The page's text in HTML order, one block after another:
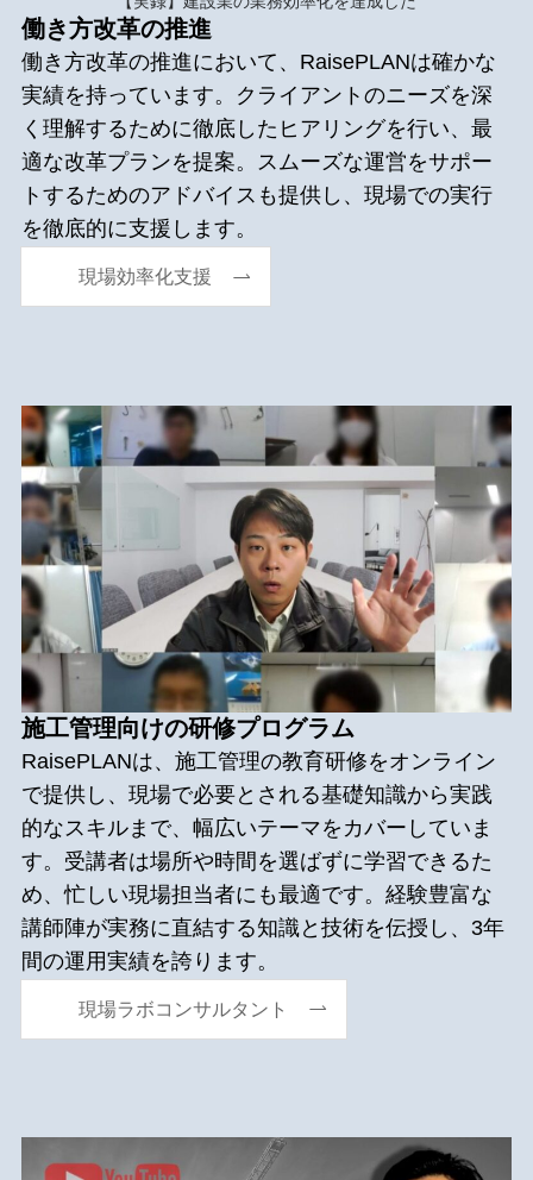
働き方改革の推進
働き方改革の推進において、RaisePLANは確かな
実績を持っています。クライアントのニーズを深
く理解するために徹底したヒアリングを行い、最
適な改革プランを提案。スムーズな運営をサポー
トするためのアドバイスも提供し、現場での実行
を徹底的に支援します。
現場効率化支援
施工管理向けの研修プログラム
RaisePLANは、施工管理の教育研修をオンライン
で提供し、現場で必要とされる基礎知識から実践
的なスキルまで、幅広いテーマをカバーしていま
す。受講者は場所や時間を選ばずに学習できるた
め、忙しい現場担当者にも最適です。経験豊富な
講師陣が実務に直結する知識と技術を伝授し、3年
間の運用実績を誇ります。
現場ラボコンサルタント